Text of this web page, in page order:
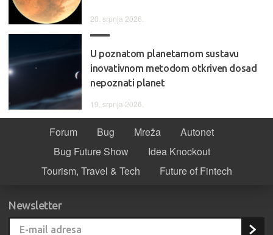
20. srpnja 2026.
U poznatom planetarnom sustavu
inovativnom metodom otkriven dosad
nepoznati planet
19. srpnja 2026.
Forum Bug Mreža
Autonet
Bug Future Show
Idea Knockout
Tourism, Travel & Tech
Future of Fintech
Newsletter